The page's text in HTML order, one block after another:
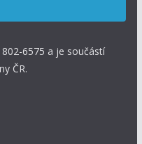
6575 a je součástí
ČR.